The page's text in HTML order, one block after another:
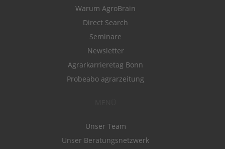
Warum AgroBrain
Direct Search
Seminare
Newsletter
Agrarkarrieretag Bonn
Probeabo agrarzeitung
Unser Team
Unser Beratungsnetzwerk